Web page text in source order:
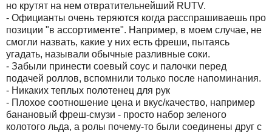
но крутят на нем отвратительнейший RUTV.
- Официанты очень теряются когда расспрашиваешь про
позиции "в ассортименте". Например, в моем случае, не
смогли назвать, какие у них есть фреши, пытаясь
угадать, называли обычные разливные соки.
- Забыли принести соевый соус и палочки перед
подачей роллов, вспомнили только после напоминания.
- Никаких теплых полотенец для рук
- Плохое соотношение цена и вкус/качество, например
банановый фреш-смузи - просто набор зеленого
колотого льда, а ролы почему-то были соединены друг с